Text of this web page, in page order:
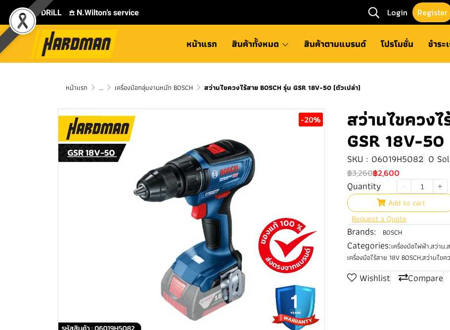
⛾ DRiLL 𖠿 N.Wilton’s service Login Register
หน้าแรก สินค้าทั้งหมด สินค้าตามแบรนด์ โปรโมชั่น ชำระ
หน้าแรก ... เครื่องมือกลุ่มงานหนัก BOSCH สว่านไขควงไร้สาย BOSCH รุ่น GSR 18V-50 (ตัวเปล่า)
-20% สว่านไขควงไ
GSR 18V-
SKU : 06019H5082 0
฿3,260฿2,600
Quantity
Add to cart
Request a Quote
Brands: BOSCH
Categories:เครื่องมือไฟฟ้า,สว่าน,
เครื่องมือไร้สาย 18V BOSCH,สว่านไขค
Wishlist Compare